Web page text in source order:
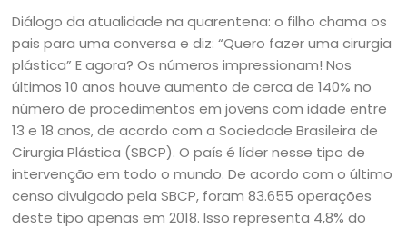
Diálogo da atualidade na quarentena: o filho chama os
pais para uma conversa e diz: “Quero fazer uma cirurgia
plástica” E agora? Os números impressionam! Nos
últimos 10 anos houve aumento de cerca de 140% no
número de procedimentos em jovens com idade entre
13 e 18 anos, de acordo com a Sociedade Brasileira de
Cirurgia Plástica (SBCP). O país é líder nesse tipo de
intervenção em todo o mundo. De acordo com o último
censo divulgado pela SBCP, foram 83.655 operações
deste tipo apenas em 2018. Isso representa 4,8% do